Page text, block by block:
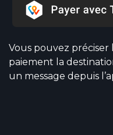
Vous pouvez préciser
paiement la
un message depuis